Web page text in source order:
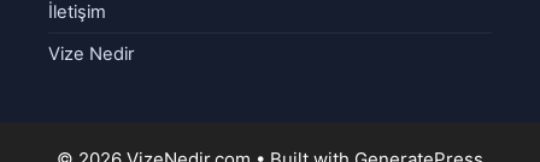
İletişim
Vize Nedir